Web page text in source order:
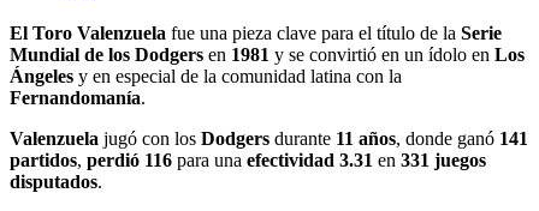
El Toro Valenzuela fue una pieza clave para el título de la Serie
Mundial de los Dodgers en 1981 y se convirtió en un ídolo en Los
Ángeles y en especial de la comunidad latina con la
Fernandomanía.
Valenzuela jugó con los Dodgers durante 11 años, donde ganó 141
partidos, perdió 116 para una efectividad 3.31 en 331 juegos
disputados.